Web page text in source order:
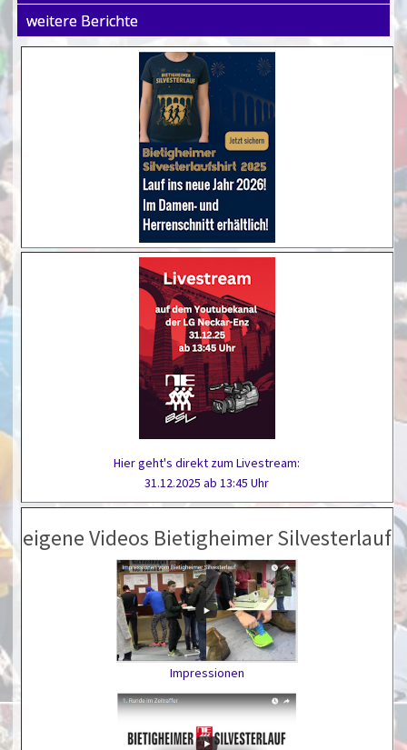
weitere Berichte
Hier geht's direkt zum Livestream:
31.12.2025 ab 13:45 Uhr
eigene Videos Bietigheimer Silvesterlauf
Impressionen